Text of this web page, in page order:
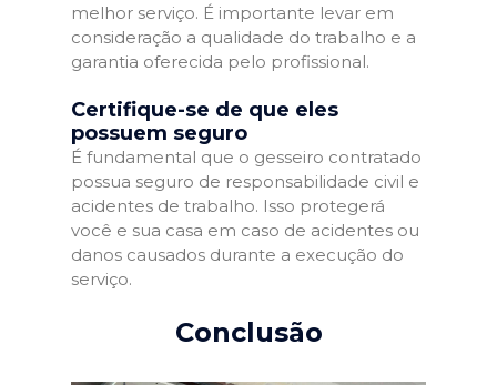
melhor serviço. É importante levar em
consideração a qualidade do trabalho e a
garantia oferecida pelo profissional.
Certifique-se de que eles
possuem seguro
É fundamental que o gesseiro contratado
possua seguro de responsabilidade civil e
acidentes de trabalho. Isso protegerá
você e sua casa em caso de acidentes ou
danos causados durante a execução do
serviço.
Conclusão